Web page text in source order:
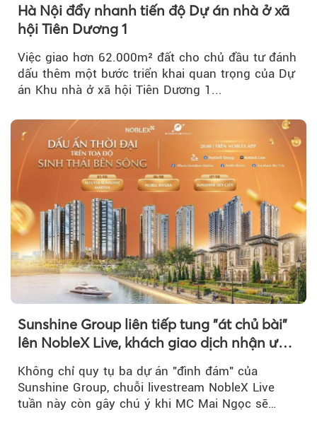
Hà Nội đẩy nhanh tiến độ Dự án nhà ở xã
hội Tiên Dương 1
Việc giao hơn 62.000m² đất cho chủ đầu tư đánh
dấu thêm một bước triển khai quan trọng của Dự
án Khu nhà ở xã hội Tiên Dương 1...
Sunshine Group liên tiếp tung "át chủ bài"
lên NobleX Live, khách giao dịch nhận ưu
Không chỉ quy tụ ba dự án "đình đám" của
Sunshine Group, chuỗi livestream NobleX Live
tuần này còn gây chú ý khi MC Mai Ngọc sẽ